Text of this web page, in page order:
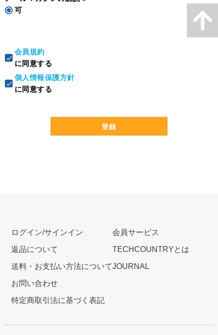
可
会員規約
に同意する
個人情報保護方針
に同意する
登録
ログイン/サインイン
返品について
送料・お支払い方法について
お問い合わせ
特定商取引法に基づく表記
会員サービス
TECHCOUNTRYとは
JOURNAL